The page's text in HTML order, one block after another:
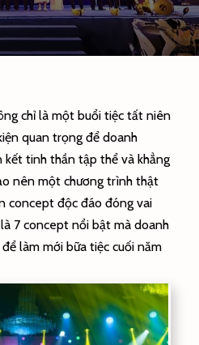
chỉ là một buổi tiệc tất niên
quan trọng để doanh
kết tinh thần tập thể và khẳng
nên một chương trình thật
concept độc đáo đóng vai
7 concept nổi bật mà doanh
làm mới bữa tiệc cuối năm